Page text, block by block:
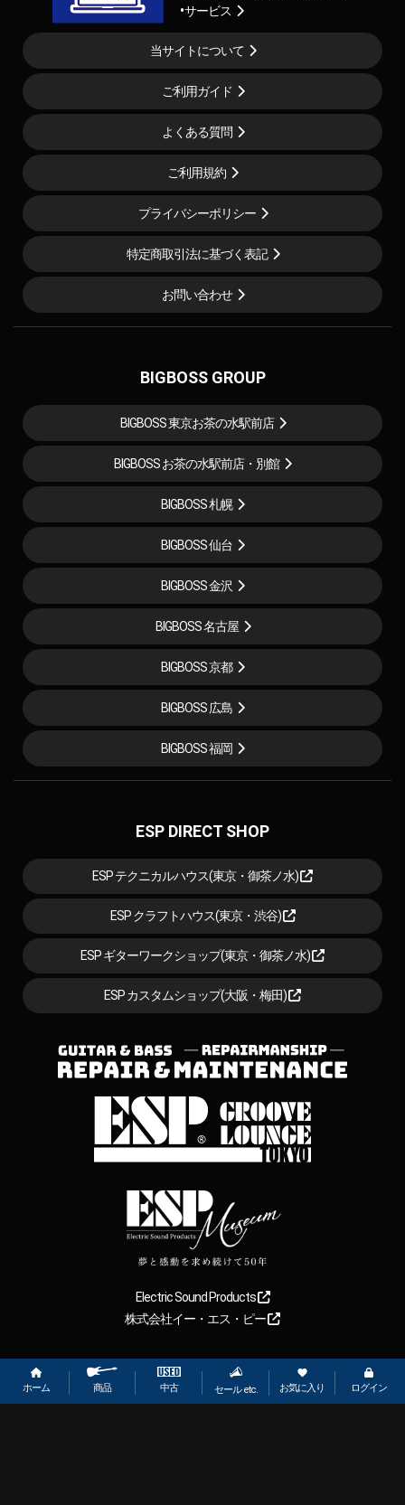
ホーム 商品 中古 セール etc. お気に入り ログイン
サービス
当サイトについて
ご利用ガイド
よくある質問
ご利用規約
プライバシーポリシー
特定商取引法に基づく表記
お問い合わせ
BIGBOSS GROUP
BIGBOSS 東京お茶の水駅前店
BIGBOSS お茶の水駅前店・別館
BIGBOSS 札幌
BIGBOSS 仙台
BIGBOSS 金沢
BIGBOSS 名古屋
BIGBOSS 京都
BIGBOSS 広島
BIGBOSS 福岡
ESP DIRECT SHOP
ESP テクニカルハウス(東京・御茶ノ水)
ESP クラフトハウス(東京・渋谷)
ESP ギターワークショップ(東京・御茶ノ水)
ESP カスタムショップ(大阪・梅田)
Electric Sound Products
株式会社イー・エス・ピー
Copyright 2026【ESP直営】BIGBOSS オンラインマーケット(ギター＆
ベース). All rights reserved.